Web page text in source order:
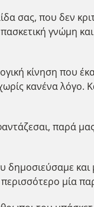
σας, που δεν
γνώμη
κίνηση που
κανένα λόγο.
παρά
μία